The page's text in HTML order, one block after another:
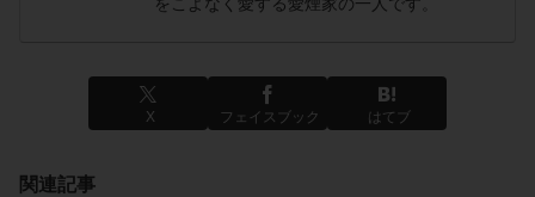
X フェイスブック はてブ
関連記事